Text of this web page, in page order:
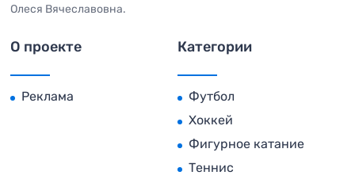
Олеся Вячеславовна.
О проекте
Реклама
Категории
Футбол
Хоккей
Фигурное катание
Теннис